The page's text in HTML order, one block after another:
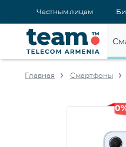
Частным лицам
Главная Смартфоны